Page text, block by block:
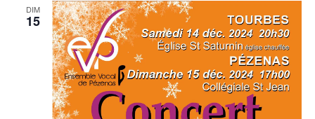
DIM
15